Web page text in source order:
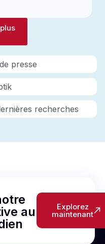
presse
recherches
au
Explorez
maintenant